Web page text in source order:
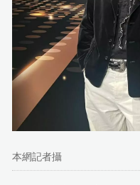
本網記者攝